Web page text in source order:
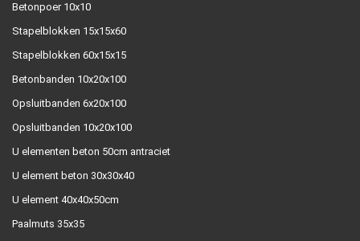
Betonpoer 10x10
Stapelblokken 15x15x60
Stapelblokken 60x15x15
Betonbanden 10x20x100
Opsluitbanden 6x20x100
Opsluitbanden 10x20x100
U elementen beton 50cm antraciet
U element beton 30x30x40
U element 40x40x50cm
Paalmuts 35x35